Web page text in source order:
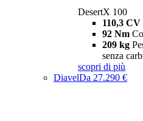
DesertX 100
110,3 CV
92 Nm
209 kg
senza
scopri di più
DiavelDa 27.290 €